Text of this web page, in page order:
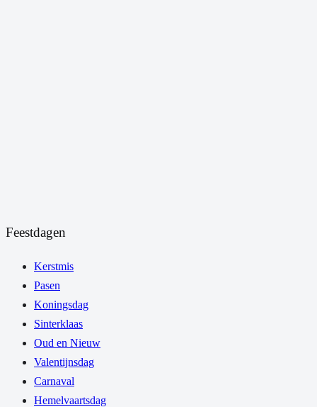
Feestdagen
Kerstmis
Pasen
Koningsdag
Sinterklaas
Oud en Nieuw
Valentijnsdag
Carnaval
Hemelvaartsdag